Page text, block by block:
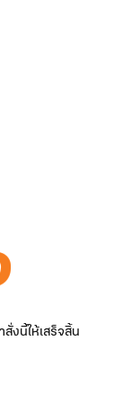
งนี้ให้เสร็จสิ้น